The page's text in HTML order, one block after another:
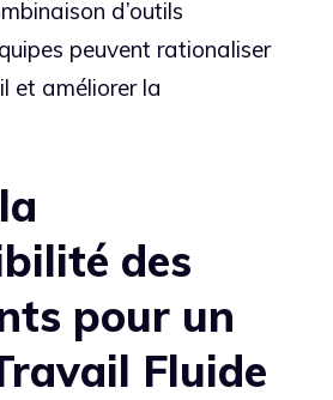
d’outils
peuvent rationaliser
et améliorer la
des
pour un
Fluide